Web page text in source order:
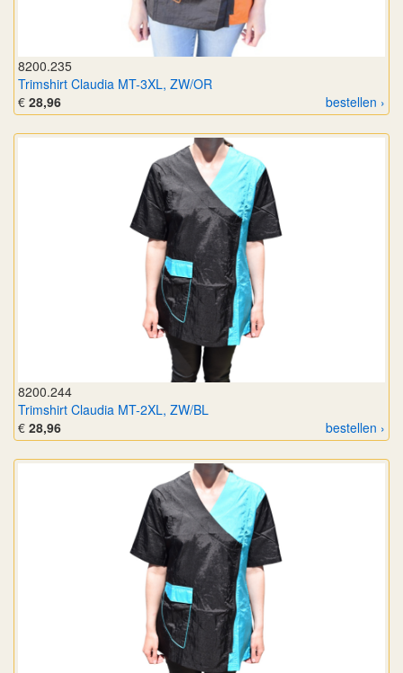
8200.235
Trimshirt Claudia MT-3XL, ZW/OR
bestellen ›
€ 28,96
8200.244
Trimshirt Claudia MT-2XL, ZW/BL
bestellen ›
€ 28,96